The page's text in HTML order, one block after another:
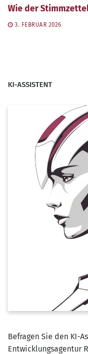
Wie der
3. FEBRUAR 2026
KI-ASSISTENT
Befragen Sie den KI-
Entwicklungsagentur